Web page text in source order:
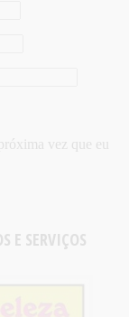
vez que eu
E SERVIÇOS